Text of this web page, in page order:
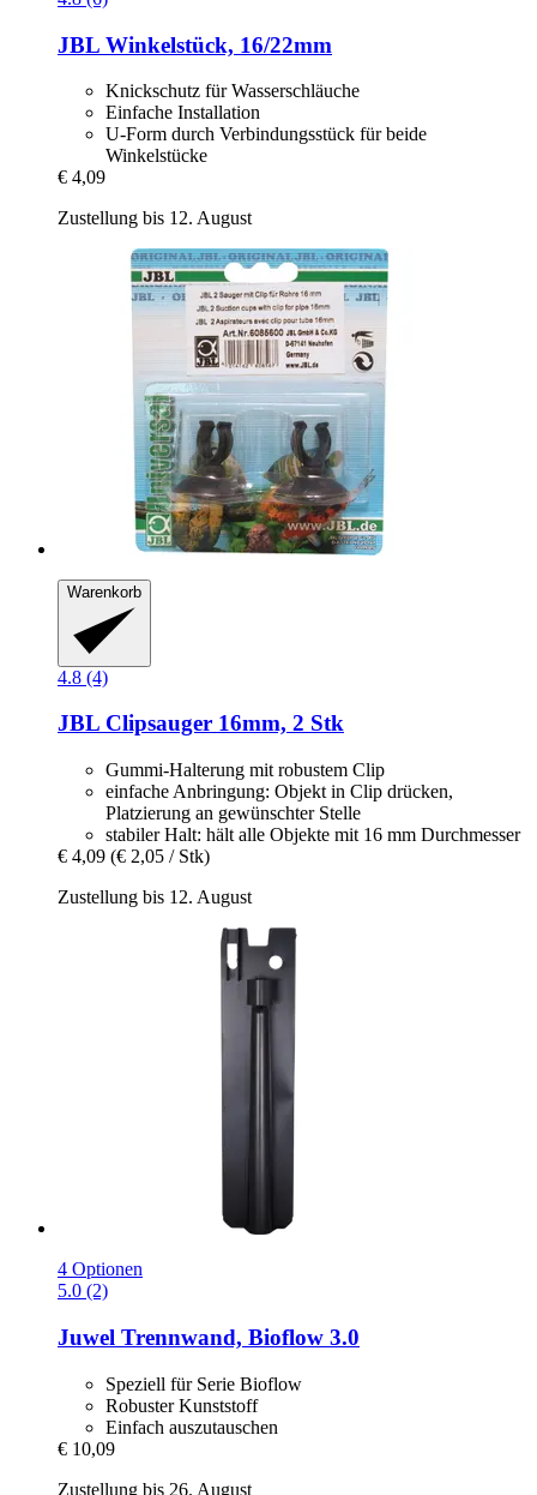
JBL Winkelstück, 16/22mm
Knickschutz für Wasserschläuche
Einfache Installation
U-Form durch Verbindungsstück für beide
Winkelstücke
€ 4,09
Zustellung bis 12. August
Warenkorb
4.8 (4)
JBL Clipsauger 16mm, 2 Stk
Gummi-Halterung mit robustem Clip
einfache Anbringung: Objekt in Clip drücken,
Platzierung an gewünschter Stelle
stabiler Halt: hält alle Objekte mit 16 mm Durchmesser
€ 4,09 (€ 2,05 / Stk)
Zustellung bis 12. August
4 Optionen
5.0 (2)
Juwel Trennwand, Bioflow 3.0
Speziell für Serie Bioflow
Robuster Kunststoff
Einfach auszutauschen
€ 10,09
Zustellung bis 26. August